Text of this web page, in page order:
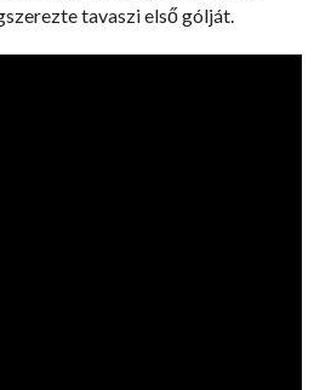
tavaszi első gólját.